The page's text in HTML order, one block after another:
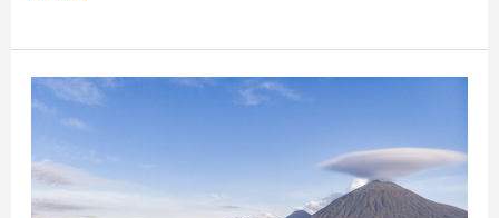
Volcanoes
Safaris
celebra
25